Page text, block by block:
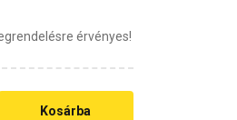
érvényes!
Kosárba